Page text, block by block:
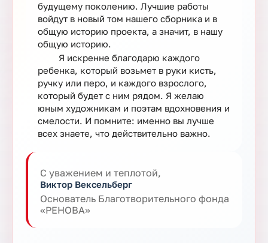
будущему поколению. Лучшие работы
войдут в новый том нашего сборника и в
общую историю проекта, а значит, в нашу
общую историю.
Я искренне благодарю каждого
ребенка, который возьмет в руки кисть,
ручку или перо, и каждого взрослого,
который будет с ним рядом. Я желаю
юным художникам и поэтам вдохновения и
смелости. И помните: именно вы лучше
всех знаете, что действительно важно.
С уважением и теплотой,
Виктор Вексельберг
Основатель Благотворительного фонда
«РЕНОВА»